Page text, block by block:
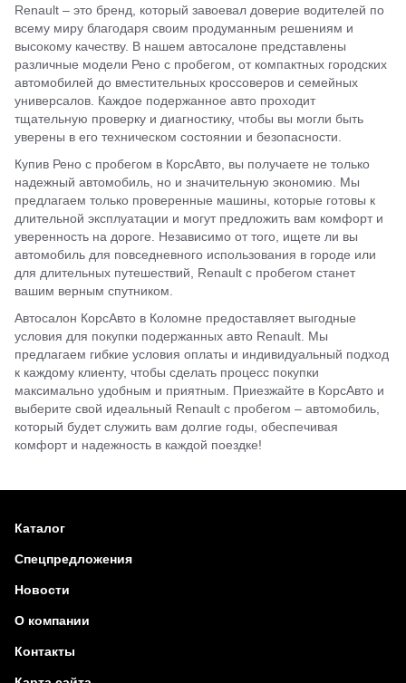
Renault – это бренд, который завоевал доверие водителей по
всему миру благодаря своим продуманным решениям и
высокому качеству. В нашем автосалоне представлены
различные модели Рено с пробегом, от компактных городских
автомобилей до вместительных кроссоверов и семейных
универсалов. Каждое подержанное авто проходит
тщательную проверку и диагностику, чтобы вы могли быть
уверены в его техническом состоянии и безопасности.
Купив Рено с пробегом в КорсАвто, вы получаете не только
надежный автомобиль, но и значительную экономию. Мы
предлагаем только проверенные машины, которые готовы к
длительной эксплуатации и могут предложить вам комфорт и
уверенность на дороге. Независимо от того, ищете ли вы
автомобиль для повседневного использования в городе или
для длительных путешествий, Renault с пробегом станет
вашим верным спутником.
Автосалон КорсАвто в Коломне предоставляет выгодные
условия для покупки подержанных авто Renault. Мы
предлагаем гибкие условия оплаты и индивидуальный подход
к каждому клиенту, чтобы сделать процесс покупки
максимально удобным и приятным. Приезжайте в КорсАвто и
выберите свой идеальный Renault с пробегом – автомобиль,
который будет служить вам долгие годы, обеспечивая
комфорт и надежность в каждой поездке!
Каталог
Спецпредложения
Новости
О компании
Контакты